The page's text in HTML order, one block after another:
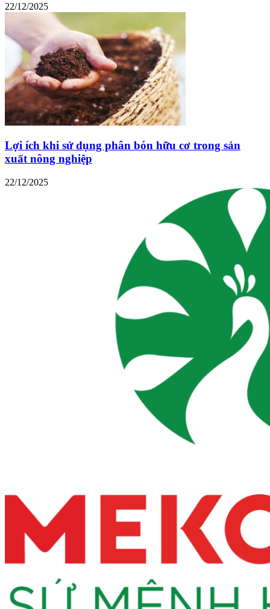
22/12/2025
Lợi ích khi sử dụng phân bón hữu cơ trong sản
xuất nông nghiệp
22/12/2025